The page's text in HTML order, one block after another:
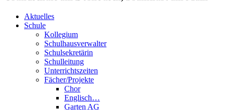
Aktuelles
Schule
Kollegium
Schulhausverwalter
Schulsekretärin
Schulleitung
Unterrichtszeiten
Fächer/Projekte
Chor
Englisch…
Garten AG